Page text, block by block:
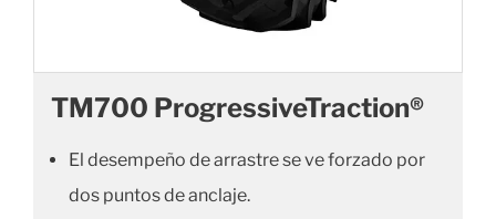
TM700 ProgressiveTraction®
El desempeño de arrastre se ve forzado por
dos puntos de anclaje.